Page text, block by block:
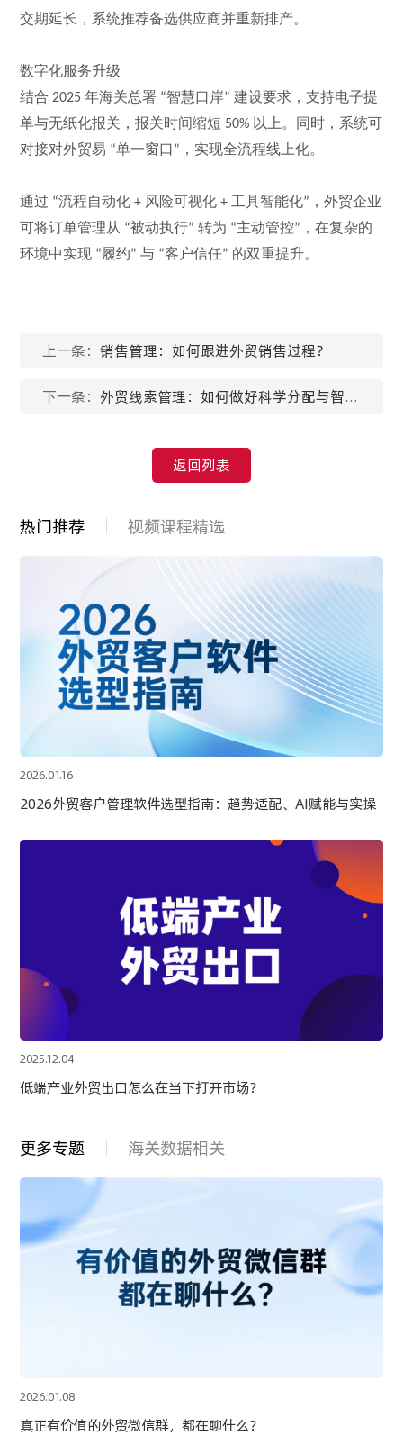
交期延长，系统推荐备选供应商并重新排产。
数字化服务升级
结合 2025年海关总署 “智慧口岸”建设要求，支持电子提
单与无纸化报关，报关时间缩短 50% 以上。同时，系统可
对接对外贸易 “单一窗口” ，实现全流程线上化。
通过 “流程自动化+ 风险可视化+工具智能化” ，外贸企业
可将订单管理从 “被动执行”转为 “主动管控” ，在复杂的
环境中实现 “履约”与 “客户信任” 的双重提升。
上一条：销售管理：如何跟进外贸销售过程？
下一条： 外贸线索管理：如何做好科学分配与智能
返回列表
热门推荐 视频课程精选
2026.01.16
2026外贸客户管理软件选型指南：趋势适配、AI赋能与实操
2025.12.04
低端产业外贸出口怎么在当下打开市场？
更多专题 海关数据相关
2026.01.08
真正有价值的外贸微信群，都在聊什么？